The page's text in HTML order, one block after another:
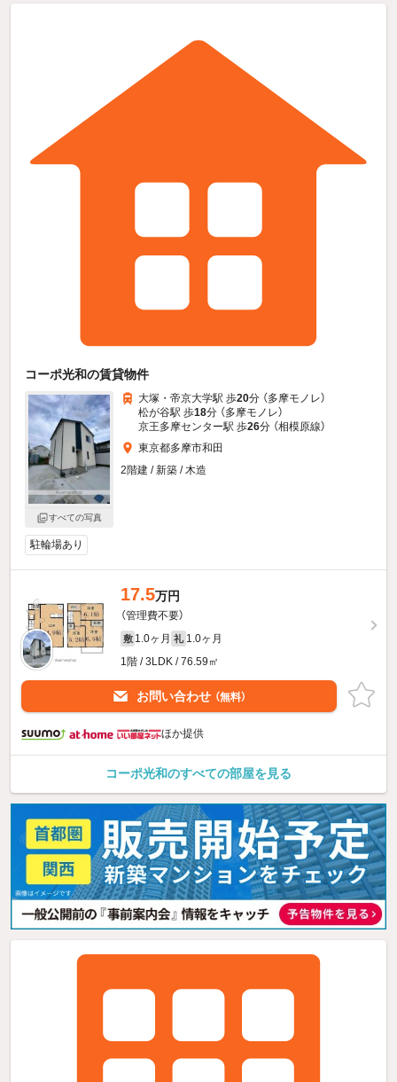
コーポ光和の賃貸物件
すべての写真
大塚・帝京大学駅 歩20分 （多摩モノレ）
松が谷駅 歩18分 （多摩モノレ）
京王多摩センター駅 歩26分 （相模原線）
東京都多摩市和田
2階建 / 新築 / 木造
駐輪場あり
17.5万円
（管理費不要）
敷 1.0ヶ月 礼 1.0ヶ月
1階 / 3LDK / 76.59㎡
お問い合わせ （無料）
ほか提供
コーポ光和のすべての部屋を見る